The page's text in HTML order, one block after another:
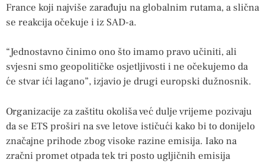
France koji najviše zarađuju na globalnim rutama, a slična
se reakcija očekuje i iz SAD-a.
“Jednostavno činimo ono što imamo pravo učiniti, ali
svjesni smo geopolitičke osjetljivosti i ne očekujemo da
će stvar ići lagano”, izjavio je drugi europski dužnosnik.
Organizacije za zaštitu okoliša već dulje vrijeme pozivaju
da se ETS proširi na sve letove ističući kako bi to donijelo
značajne prihode zbog visoke razine emisija. Iako na
zračni promet otpada tek tri posto ugljičnih emisija